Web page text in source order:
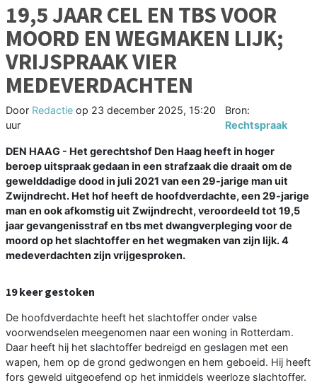
19,5 JAAR CEL EN TBS VOOR
MOORD EN WEGMAKEN LIJK;
VRIJSPRAAK VIER
MEDEVERDACHTEN
Door Redactie op 23 december 2025, 15:20
uur
Bron:
Rechtspraak
DEN HAAG - Het gerechtshof Den Haag heeft in hoger
beroep uitspraak gedaan in een strafzaak die draait om de
gewelddadige dood in juli 2021 van een 29-jarige man uit
Zwijndrecht. Het hof heeft de hoofdverdachte, een 29-jarige
man en ook afkomstig uit Zwijndrecht, veroordeeld tot 19,5
jaar gevangenisstraf en tbs met dwangverpleging voor de
moord op het slachtoffer en het wegmaken van zijn lijk. 4
medeverdachten zijn vrijgesproken.
19 keer gestoken
De hoofdverdachte heeft het slachtoffer onder valse
voorwendselen meegenomen naar een woning in Rotterdam.
Daar heeft hij het slachtoffer bedreigd en geslagen met een
wapen, hem op de grond gedwongen en hem geboeid. Hij heeft
fors geweld uitgeoefend op het inmiddels weerloze slachtoffer.